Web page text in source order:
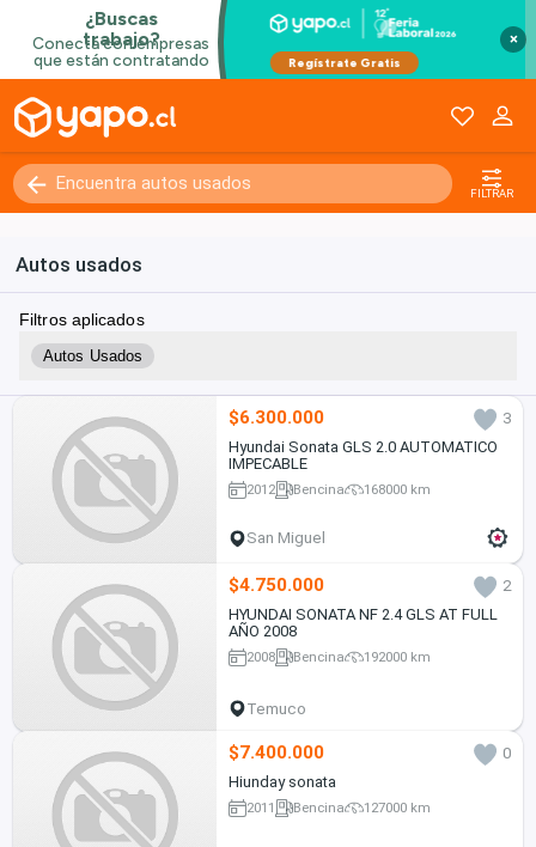
×
FILTRAR
Autos usados
Filtros aplicados
Autos Usados
$6.300.000
3
Hyundai Sonata GLS 2.0 AUTOMATICO
IMPECABLE
2012 Bencina 168000 km
San Miguel
$4.750.000
2
HYUNDAI SONATA NF 2.4 GLS AT FULL
AÑO 2008
2008 Bencina 192000 km
Temuco
$7.400.000
0
Hiunday sonata
2011 Bencina 127000 km